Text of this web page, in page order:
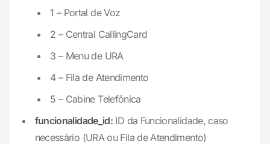
1 – Portal de Voz
2 – Central CallingCard
3 – Menu de URA
4 – Fila de Atendimento
5 – Cabine Telefônica
funcionalidade_id: ID da Funcionalidade, caso
necessário (URA ou Fila de Atendimento)